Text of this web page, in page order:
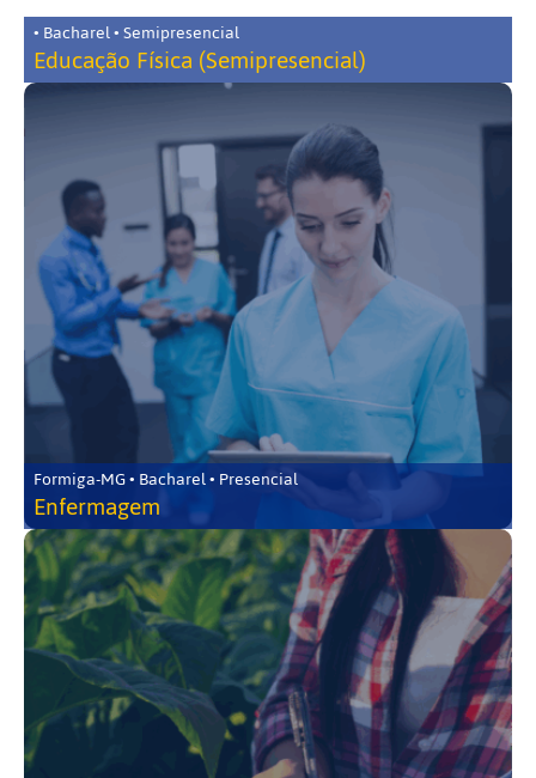
• Bacharel • Semipresencial
Educação Física (Semipresencial)
Formiga-MG • Bacharel • Presencial
Enfermagem